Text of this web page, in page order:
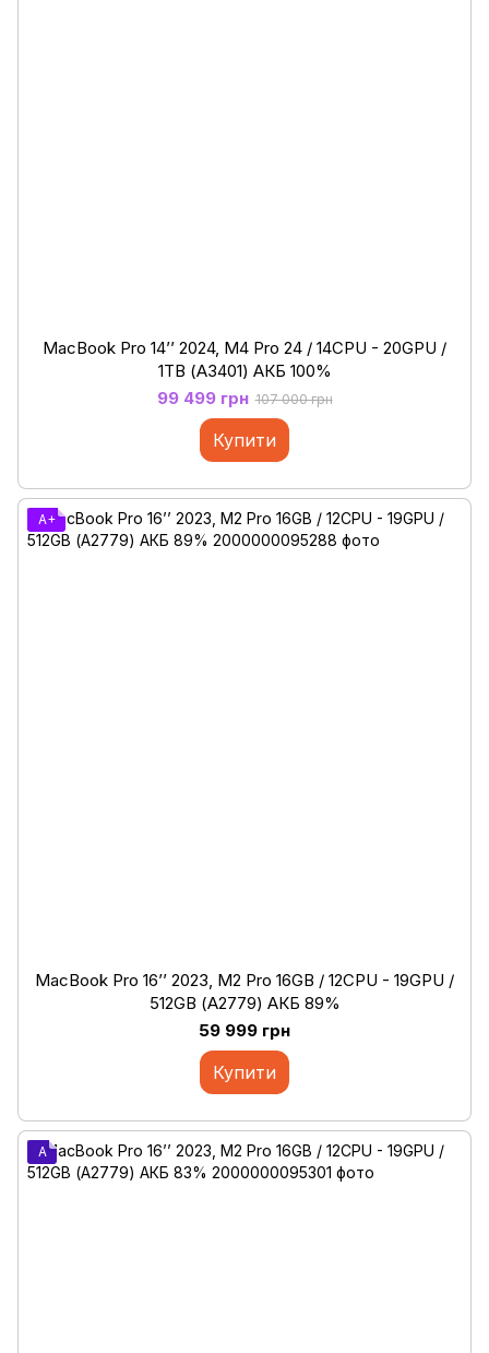
MacBook Pro 14’’ 2024, M4 Pro 24 / 14CPU - 20GPU /
1ТB (А3401) АКБ 100%
99 499 грн 107 000 грн
Купити
A+
MacBook Pro 16’’ 2023, M2 Pro 16GB / 12CPU - 19GPU /
512GB (А2779) АКБ 89%
59 999 грн
Купити
A